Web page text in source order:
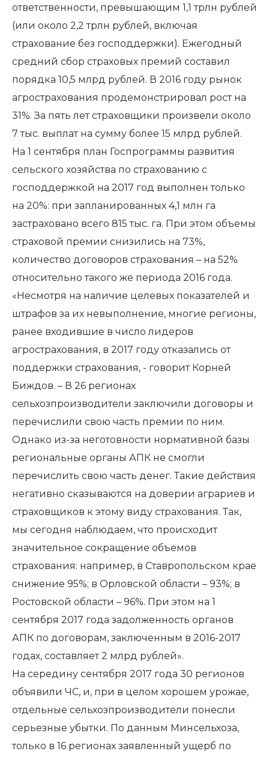
ответственности, превышающим 1,1 трлн рублей
(или около 2,2 трлн рублей, включая
страхование без господдержки). Ежегодный
средний сбор страховых премий составил
порядка 10,5 млрд рублей. В 2016 году рынок
агрострахования продемонстрировал рост на
31%. За пять лет страховщики произвели около
7 тыс. выплат на сумму более 15 млрд рублей.
На 1 сентября план Госпрограммы развития
сельского хозяйства по страхованию с
господдержкой на 2017 год выполнен только
на 20%: при запланированных 4,1 млн га
застраховано всего 815 тыс. га. При этом объемы
страховой премии снизились на 73%,
количество договоров страхования – на 52%
относительно такого же периода 2016 года.
«Несмотря на наличие целевых показателей и
штрафов за их невыполнение, многие регионы,
ранее входившие в число лидеров
агрострахования, в 2017 году отказались от
поддержки страхования, - говорит Корней
Биждов. – В 26 регионах
сельхозпроизводители заключили договоры и
перечислили свою часть премии по ним.
Однако из-за неготовности нормативной базы
региональные органы АПК не смогли
перечислить свою часть денег. Такие действия
негативно сказываются на доверии аграриев и
страховщиков к этому виду страхования. Так,
мы сегодня наблюдаем, что происходит
значительное сокращение объемов
страхования: например, в Ставропольском крае
снижение 95%; в Орловской области – 93%; в
Ростовской области – 96%. При этом на 1
сентября 2017 года задолженность органов
АПК по договорам, заключенным в 2016-2017
годах, составляет 2 млрд рублей».
На середину сентября 2017 года 30 регионов
объявили ЧС, и, при в целом хорошем урожае,
отдельные сельхозпроизводители понесли
серьезные убытки. По данным Минсельхоза,
только в 16 регионах заявленный ущерб по